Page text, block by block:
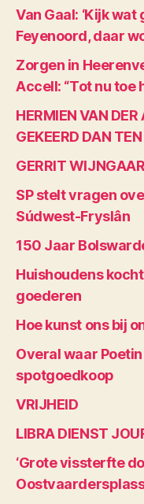
Van Gaal: ‘Kijk
Feyenoord, daar
Zorgen in
Accell: “Tot nu toe
HERMIEN VAN
GEKEERD DAN
GERRIT
SP stelt vragen
Súdwest-Fryslân
150 Jaar
Huishoudens
goederen
Hoe kunst ons bij
Overal waar
spotgoedkoop
VRIJHEID
LIBRA DIENST
‘Grote vissterfte